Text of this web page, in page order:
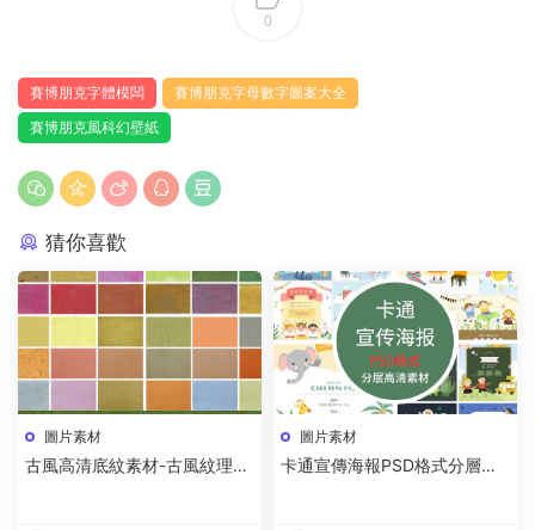
0
賽博朋克字體模闆
賽博朋克字母數字圖案大全
賽博朋克風科幻壁紙
猜你喜歡
圖片素材
古風高清底紋素材-古風紋理圖
圖片素材
卡通宣傳海報PSD格式分層高